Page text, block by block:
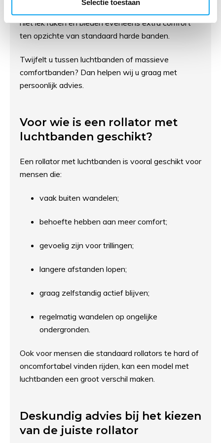
Selectie toestaan
niet lek raken en bieden eveneens extra comfort
ten opzichte van standaard harde banden.
Twijfelt u tussen luchtbanden of massieve
comfortbanden? Dan helpen wij u graag met
persoonlijk advies.
Voor wie is een rollator met
luchtbanden geschikt?
Een rollator met luchtbanden is vooral geschikt voor
mensen die:
vaak buiten wandelen;
behoefte hebben aan meer comfort;
gevoelig zijn voor trillingen;
langere afstanden lopen;
graag zelfstandig actief blijven;
regelmatig wandelen op ongelijke
ondergronden.
Ook voor mensen die standaard rollators te hard of
oncomfortabel vinden rijden, kan een model met
luchtbanden een groot verschil maken.
Deskundig advies bij het kiezen
van de juiste rollator